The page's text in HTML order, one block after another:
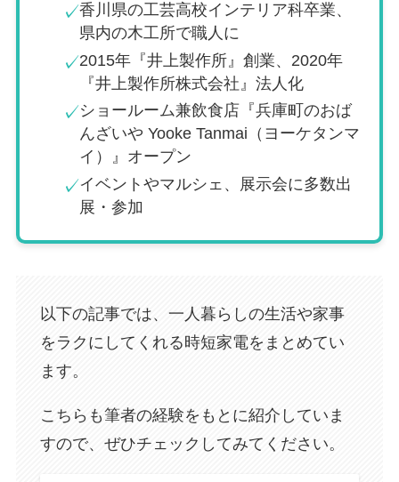
✓香川県の工芸高校インテリア科卒業、
県内の木工所で職人に
✓2015年『井上製作所』創業、2020年
『井上製作所株式会社』法人化
✓ショールーム兼飲食店『兵庫町のおば
んざいや Yooke Tanmai（ヨーケタンマ
イ）』オープン
✓イベントやマルシェ、展示会に多数出
展・参加
以下の記事では、一人暮らしの生活や家事
をラクにしてくれる時短家電をまとめてい
ます。
こちらも筆者の経験をもとに紹介していま
すので、ぜひチェックしてみてください。